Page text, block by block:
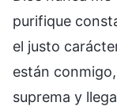
purifique
el justo
están
suprema y